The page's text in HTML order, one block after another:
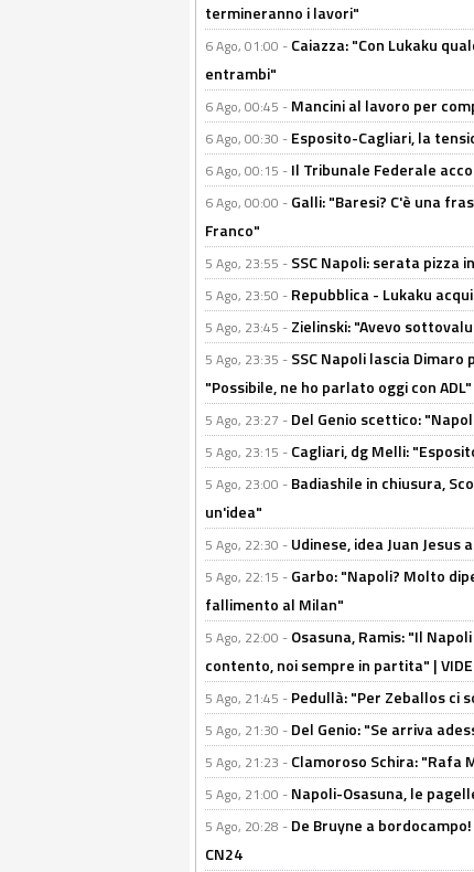
termineranno i lavori"
6 Ago, 01:00 - Caiazza: "Con Lukaku
entrambi"
6 Ago, 00:45 - Mancini al lavoro per
6 Ago, 00:30 - Esposito-Cagliari, la
6 Ago, 00:15 - Il Tribunale Federale
6 Ago, 00:00 - Galli: "Baresi? C'è una
Franco"
5 Ago, 23:55 - SSC Napoli: serata pizza
5 Ago, 23:50 - Repubblica - Lukaku
5 Ago, 23:45 - Zielinski: "Avevo
5 Ago, 23:35 - SSC Napoli lascia
"Possibile, ne ho parlato oggi con ADL"
5 Ago, 23:27 - Del Genio scettico:
5 Ago, 23:15 - Cagliari, dg Melli:
5 Ago, 23:00 - Badiashile in chiusura,
un'idea"
5 Ago, 22:30 - Udinese, idea Juan
5 Ago, 22:15 - Garbo: "Napoli? Molto
fallimento al Milan"
5 Ago, 22:00 - Osasuna, Ramis: "Il
contento, noi sempre in partita" |
5 Ago, 21:45 - Pedullà: "Per Zeballos ci
5 Ago, 21:30 - Del Genio: "Se arriva
5 Ago, 21:23 - Clamoroso Schira: "Rafa
5 Ago, 21:00 - Napoli-Osasuna, le
5 Ago, 20:28 - De Bruyne a
CN24